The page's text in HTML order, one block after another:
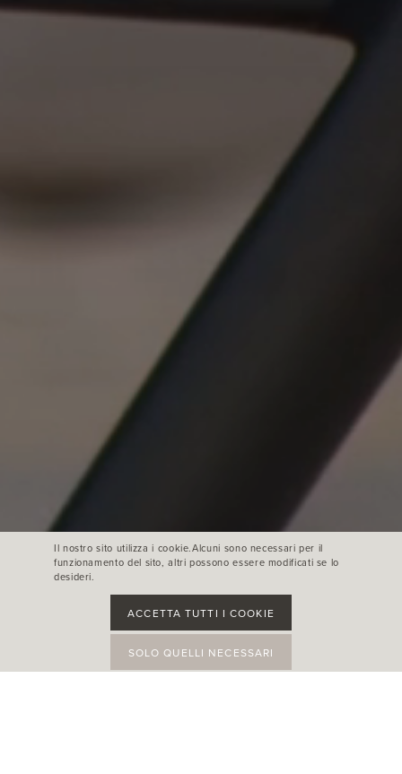
Il nostro sito utilizza i cookie.Alcuni sono necessari per il
funzionamento del sito, altri possono essere modificati se lo
desideri.
ACCETTA TUTTI I COOKIE
SOLO QUELLI NECESSARI